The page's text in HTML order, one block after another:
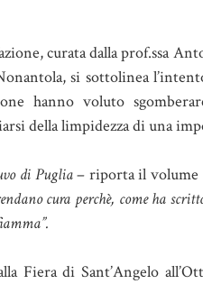
curata dalla prof.ssa
si sottolinea
hanno voluto
della limpidezza di una
di Puglia– riporta il volume
cura perchè, come ha
Fiera di Sant’Angelo